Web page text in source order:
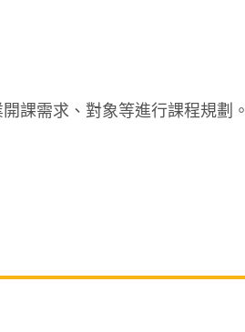
課需求、對象等進行課程規劃。